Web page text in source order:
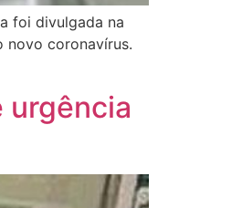
foi divulgada na
novo coronavírus.
urgência